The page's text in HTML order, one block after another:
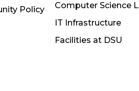
Policy
Computer Science
IT Infrastructure
Facilities at DSU